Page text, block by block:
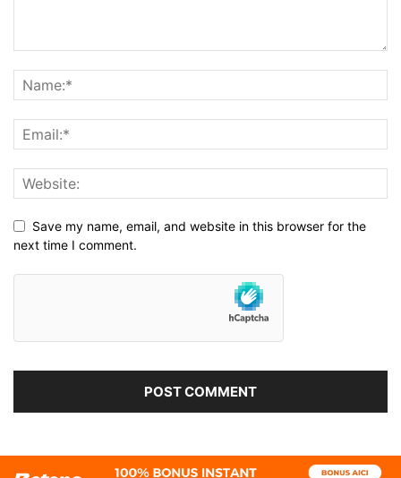
Save my name, email, and website in this browser for the
next time I comment.